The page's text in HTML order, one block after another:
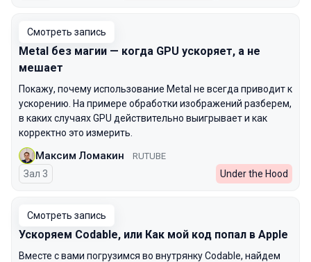
Смотреть запись
Metal без магии — когда GPU ускоряет, а не
мешает
Покажу, почему использование Metal не всегда приводит к
ускорению. На примере обработки изображений разберем,
в каких случаях GPU действительно выигрывает и как
корректно это измерить.
Максим Ломакин RUTUBE
Зал 3 Under the Hood
Смотреть запись
Ускоряем Codable, или Как мой код попал в Apple
Вместе с вами погрузимся во внутрянку Codable, найдем